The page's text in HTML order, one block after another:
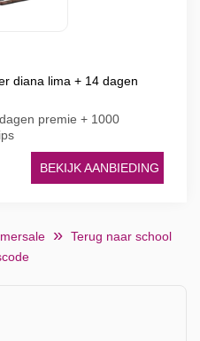
diana lima + 14 dagen
premie + 1000
BEKIJK AANBIEDING
Terug naar school